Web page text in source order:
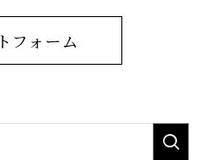
フォーム